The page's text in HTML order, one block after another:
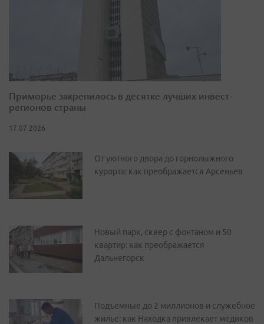
Приморье закрепилось в десятке лучших инвест-
регионов страны
17.07.2026
От уютного двора до горнолыжного
курорта: как преображается Арсеньев
Новый парк, сквер с фонтаном и 50
квартир: как преображается
Дальнегорск
Подъемные до 2 миллионов и служебное
жилье: как Находка привлекает медиков